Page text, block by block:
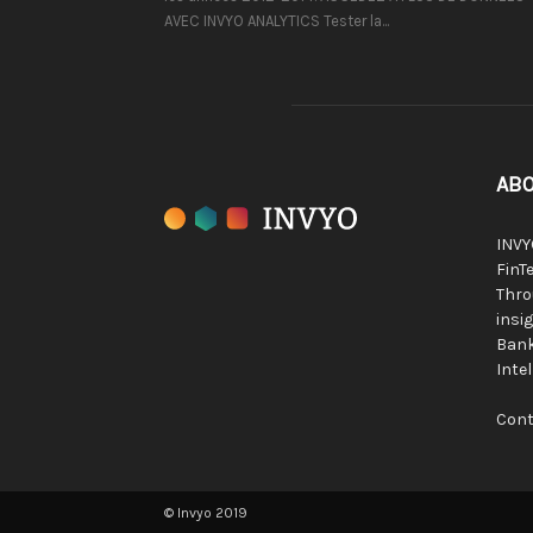
AVEC INVYO ANALYTICS Tester la...
© Invyo 2019